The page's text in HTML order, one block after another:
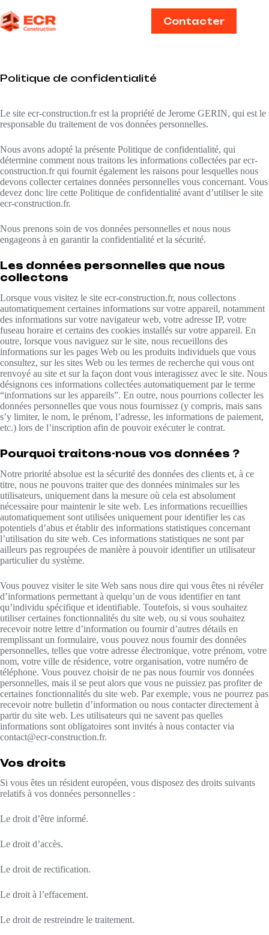
Contacter
Politique de confidentialité
Le site ecr-construction.fr est la propriété de Jerome GERIN, qui est le
responsable du traitement de vos données personnelles.
Nous avons adopté la présente Politique de confidentialité, qui
détermine comment nous traitons les informations collectées par ecr-
construction.fr qui fournit également les raisons pour lesquelles nous
devons collecter certaines données personnelles vous concernant. Vous
devez donc lire cette Politique de confidentialité avant d’utiliser le site
ecr-construction.fr.
Nous prenons soin de vos données personnelles et nous nous
engageons à en garantir la confidentialité et la sécurité.
Les données personnelles que nous
collectons
Lorsque vous visitez le site ecr-construction.fr, nous collectons
automatiquement certaines informations sur votre appareil, notamment
des informations sur votre navigateur web, votre adresse IP, votre
fuseau horaire et certains des cookies installés sur votre appareil. En
outre, lorsque vous naviguez sur le site, nous recueillons des
informations sur les pages Web ou les produits individuels que vous
consultez, sur les sites Web ou les termes de recherche qui vous ont
renvoyé au site et sur la façon dont vous interagissez avec le site. Nous
désignons ces informations collectées automatiquement par le terme
“informations sur les appareils”. En outre, nous pourrions collecter les
données personnelles que vous nous fournissez (y compris, mais sans
s’y limiter, le nom, le prénom, l’adresse, les informations de paiement,
etc.) lors de l’inscription afin de pouvoir exécuter le contrat.
Pourquoi traitons-nous vos données ?
Notre priorité absolue est la sécurité des données des clients et, à ce
titre, nous ne pouvons traiter que des données minimales sur les
utilisateurs, uniquement dans la mesure où cela est absolument
nécessaire pour maintenir le site web. Les informations recueillies
automatiquement sont utilisées uniquement pour identifier les cas
potentiels d’abus et établir des informations statistiques concernant
l’utilisation du site web. Ces informations statistiques ne sont par
ailleurs pas regroupées de manière à pouvoir identifier un utilisateur
particulier du système.
Vous pouvez visiter le site Web sans nous dire qui vous êtes ni révéler
d’informations permettant à quelqu’un de vous identifier en tant
qu’individu spécifique et identifiable. Toutefois, si vous souhaitez
utiliser certaines fonctionnalités du site web, ou si vous souhaitez
recevoir notre lettre d’information ou fournir d’autres détails en
remplissant un formulaire, vous pouvez nous fournir des données
personnelles, telles que votre adresse électronique, votre prénom, votre
nom, votre ville de résidence, votre organisation, votre numéro de
téléphone. Vous pouvez choisir de ne pas nous fournir vos données
personnelles, mais il se peut alors que vous ne puissiez pas profiter de
certaines fonctionnalités du site web. Par exemple, vous ne pourrez pas
recevoir notre bulletin d’information ou nous contacter directement à
partir du site web. Les utilisateurs qui ne savent pas quelles
informations sont obligatoires sont invités à nous contacter via
contact@ecr-construction.fr.
Vos droits
Si vous êtes un résident européen, vous disposez des droits suivants
relatifs à vos données personnelles :
Le droit d’être informé.
Le droit d’accès.
Le droit de rectification.
Le droit à l’effacement.
Le droit de restreindre le traitement.